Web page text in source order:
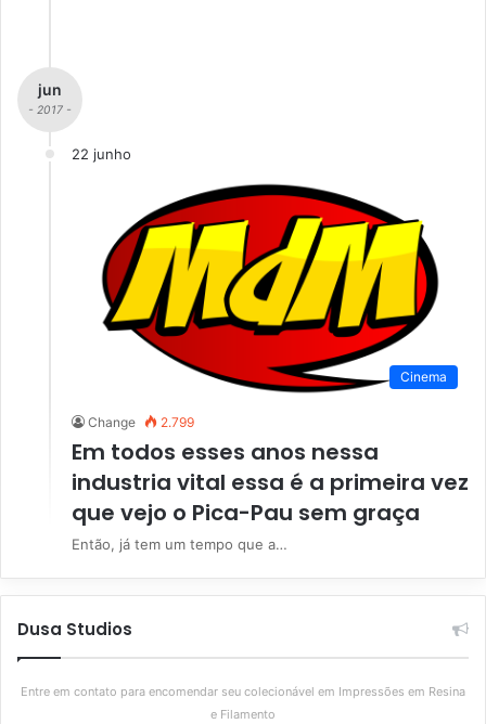
jun
- 2017 -
22 junho
Cinema
Change 2.799
Em todos esses anos nessa
industria vital essa é a primeira vez
que vejo o Pica-Pau sem graça
Então, já tem um tempo que a…
Dusa Studios
Entre em contato para encomendar seu colecionável em Impressões em Resina
e Filamento